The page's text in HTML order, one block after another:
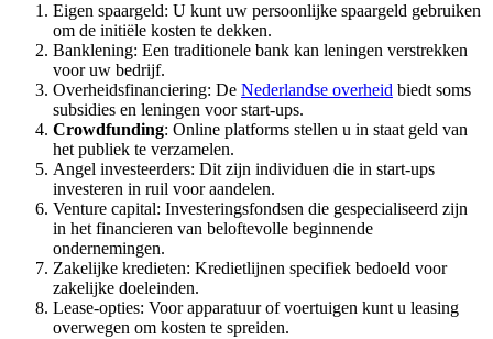
Eigen spaargeld: U kunt uw persoonlijke spaargeld gebruiken
om de initiële kosten te dekken.
Banklening: Een traditionele bank kan leningen verstrekken
voor uw bedrijf.
Overheidsfinanciering: De Nederlandse overheid biedt soms
subsidies en leningen voor start-ups.
Crowdfunding: Online platforms stellen u in staat geld van
het publiek te verzamelen.
Angel investeerders: Dit zijn individuen die in start-ups
investeren in ruil voor aandelen.
Venture capital: Investeringsfondsen die gespecialiseerd zijn
in het financieren van beloftevolle beginnende
ondernemingen.
Zakelijke kredieten: Kredietlijnen specifiek bedoeld voor
zakelijke doeleinden.
Lease-opties: Voor apparatuur of voertuigen kunt u leasing
overwegen om kosten te spreiden.